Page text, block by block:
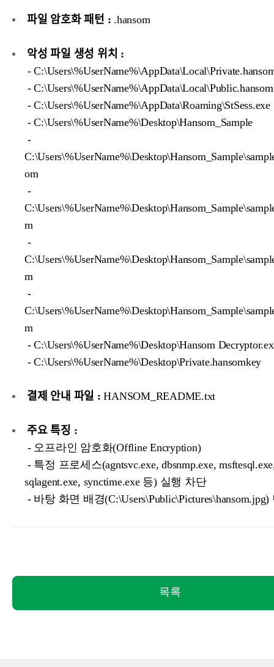
파일 암호화 패턴 : .hansom
악성 파일 생성 위치 :
-
-
- C:\Users\%UserName%\AppData\Roaming\StSess.exe
- C:\Users\%UserName%\Desktop\Hansom_Sample
-
om
-
m
-
m
-
m
- C:\Users\%UserName%\Desktop\Hansom
- C:\Users\%UserName%\Desktop\Private.hansomkey
결제 안내 파일 : HANSOM_README.txt
주요 특징 :
- 오프라인 암호화(Offline Encryption)
- 특정 프로세스(agntsvc.exe, dbsnmp.exe,
sqlagent.exe, synctime.exe 등) 실행 차단
- 바탕 화면 배경(C:\Users\Public\Pictures\hansom.jpg)
목록